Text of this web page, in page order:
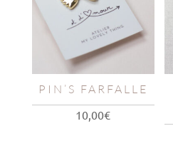
PIN’S FARFALLE
10,00€